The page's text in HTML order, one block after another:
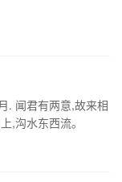
君有两意,故来相
上,沟水东西流。